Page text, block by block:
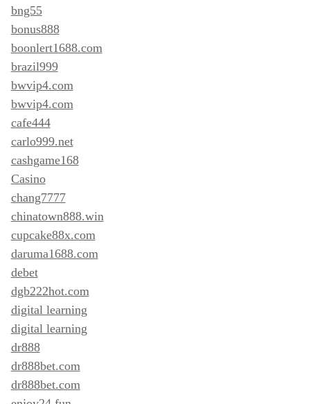
bng55
bonus888
boonlert1688.com
brazil999
bwvip4.com
bwvip4.com
cafe444
carlo999.net
cashgame168
Casino
chang7777
chinatown888.win
cupcake88x.com
daruma1688.com
debet
dgb222hot.com
digital learning
digital learning
dr888
dr888bet.com
dr888bet.com